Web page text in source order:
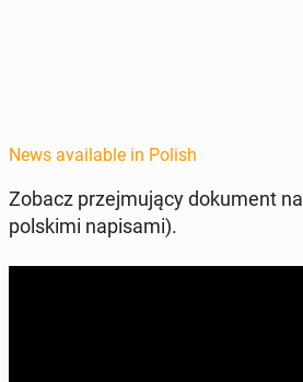
News available in Polish
Zobacz prze­j­mu­ją­cy doku­ment na
pol­ski­mi napisa­mi).